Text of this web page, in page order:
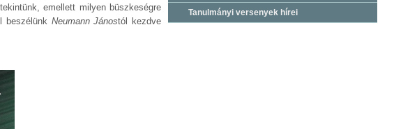
emellett milyen büszkeségre
beszélünkNeumann Jánostól kezdve
Tanulmányi versenyek hírei